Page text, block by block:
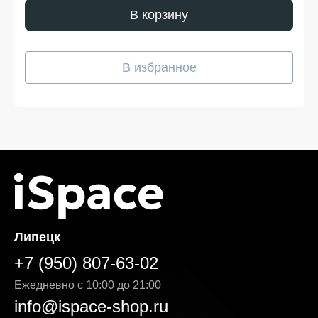
Наш интернет-магазин предоставляет выгодные
не жертвуя качеством. У нас вы всегда можете
рассчитывать на адекватную цену, отличные условия
покупки и доставку Honor 90 в удобное для вас время.
Кроме того, возможна рассрочка, условия
которой подробно указаны на странице товара.
Выгодная стоимость без скрытых доплат. Цена
Honor 90 указанная на сайте, является
окончательной — без навязанных услуг и
дополнительных комиссий. Мы делаем всё,
чтобы каждая покупка была действительно
выгодной.
Оригинальные товары в ассортименте с
В корзину
В избранное
Липецк
+7 (950) 807-63-02
Ежедневно с 10:00 до 21:00
info@ispace-shop.ru